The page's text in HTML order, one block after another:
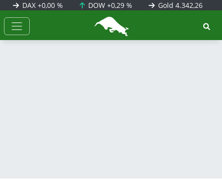
DAX +0,00 % DOW+0,29 % Gold 4.342,26
BörsenNEWS.de